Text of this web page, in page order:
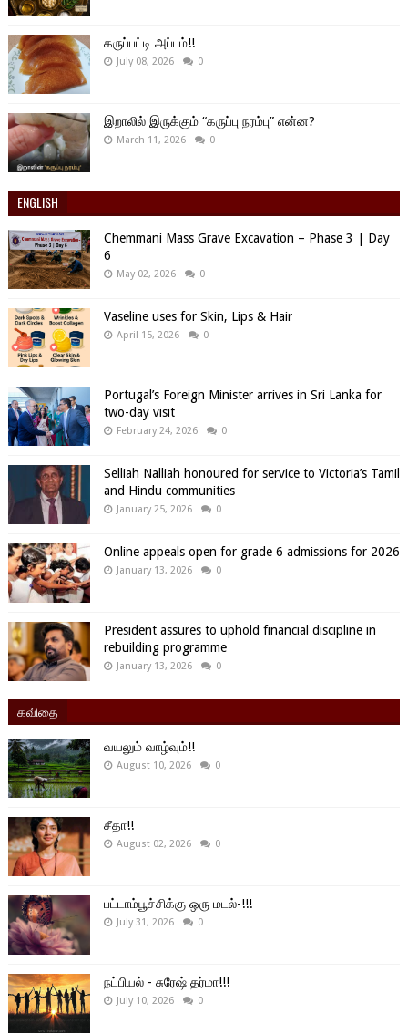
கருப்பட்டி அப்பம்!!
July 08, 2026 0
இறாலில் இருக்கும் “கருப்பு நரம்பு” என்ன?
March 11, 2026 0
ENGLISH
Chemmani Mass Grave Excavation – Phase 3 | Day
6
May 02, 2026 0
Vaseline uses for Skin, Lips & Hair
April 15, 2026 0
Portugal’s Foreign Minister arrives in Sri Lanka for
two-day visit
February 24, 2026 0
Selliah Nalliah honoured for service to Victoria’s Tamil
and Hindu communities
January 25, 2026 0
Online appeals open for grade 6 admissions for 2026
January 13, 2026 0
President assures to uphold financial discipline in
rebuilding programme
January 13, 2026 0
கவிதை
வயலும் வாழ்வும்!!
August 10, 2026 0
சீதா!!
August 02, 2026 0
பட்டாம்பூச்சிக்கு ஒரு மடல்-!!!
July 31, 2026 0
நட்பியல் - சுரேஷ் தர்மா!!!
July 10, 2026 0